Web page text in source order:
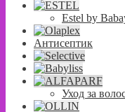
Estel by
Антисептик
Уход за